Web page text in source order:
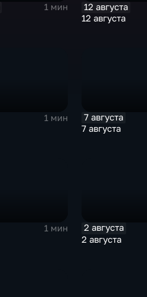
1 мин
12 августа
12 августа
1 мин
7 августа
7 августа
1 мин
2 августа
2 августа